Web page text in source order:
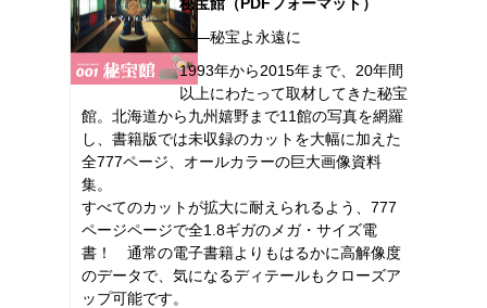
――秘宝よ永遠に
1993年から2015年まで、20年間
以上にわたって取材してきた秘宝
館。北海道から九州嬉野まで11館の写真を網羅
し、書籍版では未収録のカットを大幅に加えた
全777ページ、オールカラーの巨大画像資料
集。
すべてのカットが拡大に耐えられるよう、777
ページページで全1.8ギガのメガ・サイズ電
書！ 通常の電子書籍よりもはるかに高解像度
のデータで、気になるディテールもクローズア
ップ可能です。